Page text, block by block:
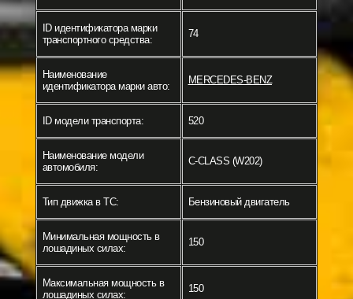
ID идентификатора марки
транспортного средства:
74
Наименование
идентификатора марки авто:
MERCEDES-BENZ
ID модели транспорта: 520
Наименование модели
автомобиля:
C-CLASS (W202)
Тип движка в ТС: Бензиновый двигатель
Минимальная мощность в
лошадиных силах:
150
Максимальная мощность в
лошадиных силах:
150